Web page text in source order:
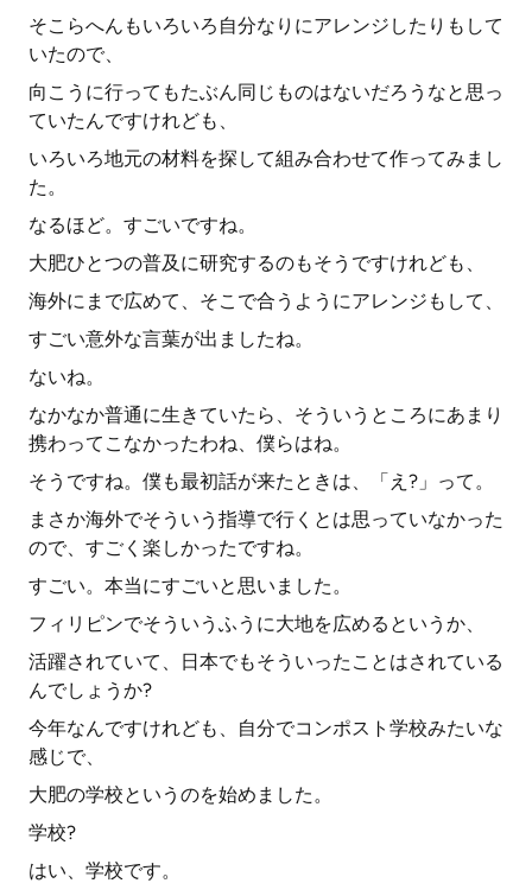
そこらへんもいろいろ自分なりにアレンジしたりもして
いたので、
向こうに行ってもたぶん同じものはないだろうなと思っ
ていたんですけれども、
いろいろ地元の材料を探して組み合わせて作ってみまし
た。
なるほど。すごいですね。
大肥ひとつの普及に研究するのもそうですけれども、
海外にまで広めて、そこで合うようにアレンジもして、
すごい意外な言葉が出ましたね。
ないね。
なかなか普通に生きていたら、そういうところにあまり
携わってこなかったわね、僕らはね。
そうですね。僕も最初話が来たときは、「え?」って。
まさか海外でそういう指導で行くとは思っていなかった
ので、すごく楽しかったですね。
すごい。本当にすごいと思いました。
フィリピンでそういうふうに大地を広めるというか、
活躍されていて、日本でもそういったことはされている
んでしょうか?
今年なんですけれども、自分でコンポスト学校みたいな
感じで、
大肥の学校というのを始めました。
学校?
はい、学校です。